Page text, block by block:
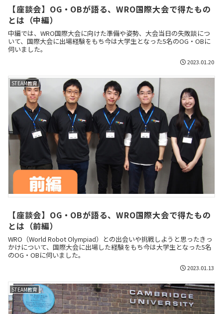
【座談会】OG・OBが語る、WRO国際大会で得たもの
とは（中編）
中編では、WRO国際大会に向けた準備や姿勢、大会当日の失敗談につ
いて、国際大会に出場経験をもち今は大学生となった5名のOG・OBに
伺いました。
2023.01.20
STEAM教育
【座談会】OG・OBが語る、WRO国際大会で得たもの
とは（前編）
WRO（World Robot Olympiad）との出会いや挑戦しようと思ったきっ
かけについて、国際大会に出場した経験をもち今は大学生となった5名
のOG・OBに伺いました。
2023.01.13
STEAM教育